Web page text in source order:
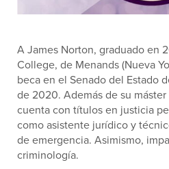
A James Norton, graduado en
College, de Menands (Nueva
beca en el Senado del Estado
de 2020. Además de su
cuenta con títulos en justicia
como asistente jurídico y
de emergencia. Asimismo,
criminología.